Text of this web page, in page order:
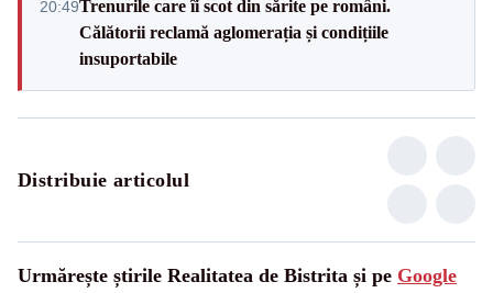
20:49Trenurile care îi scot din sărite pe români.
Călătorii reclamă aglomerația și condițiile
insuportabile
Distribuie articolul
Urmărește știrile Realitatea de Bistrita și pe Google